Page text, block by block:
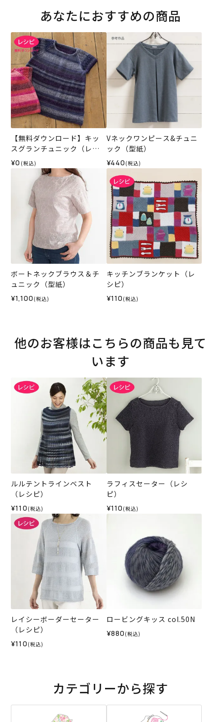
あなたにおすすめの商品
【無料ダウンロード】キッ
スグランチュニック（レシ
ピ）
¥0 (税込)
Vネックワンピース&チュニ
ック（型紙）
¥440 (税込)
ボートネックブラウス＆チ
ュニック（型紙）
¥1,100 (税込)
キッチンブランケット（レ
シピ）
¥110 (税込)
他のお客様はこちらの商品も見て
います
ルルテントラインベスト
（レシピ）
¥110 (税込)
ラフィスセーター（レシ
ピ）
¥110 (税込)
レイシーボーダーセーター
（レシピ）
¥110 (税込)
ロービングキッス col.50N
¥880 (税込)
カテゴリーから探す